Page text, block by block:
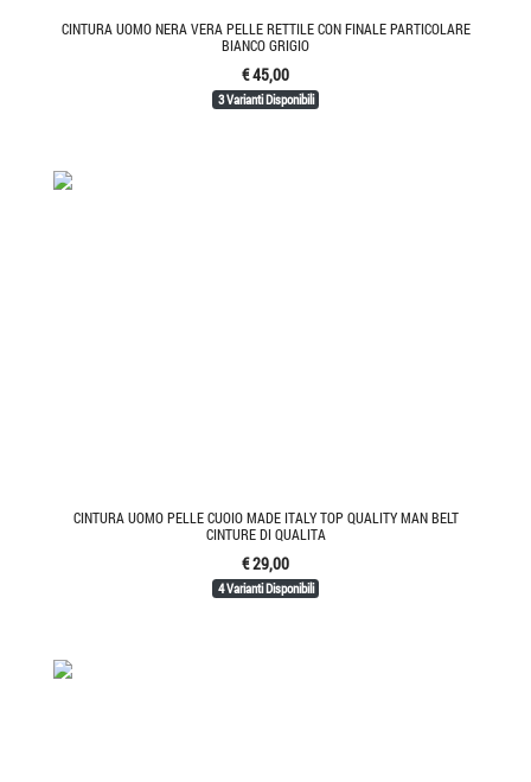
CINTURA UOMO NERA VERA PELLE RETTILE CON FINALE PARTICOLARE
BIANCO GRIGIO
€ 45,00
3 Varianti Disponibili
CINTURA UOMO PELLE CUOIO MADE ITALY TOP QUALITY MAN BELT
CINTURE DI QUALITA
€ 29,00
4 Varianti Disponibili